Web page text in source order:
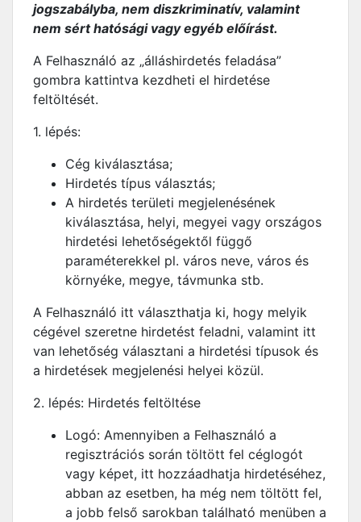
jogszabályba, nem diszkriminatív, valamint
nem sért hatósági vagy egyéb előírást.
A Felhasználó az „álláshirdetés feladása”
gombra kattintva kezdheti el hirdetése
feltöltését.
1. lépés:
Cég kiválasztása;
Hirdetés típus választás;
A hirdetés területi megjelenésének
kiválasztása, helyi, megyei vagy országos
hirdetési lehetőségektől függő
paraméterekkel pl. város neve, város és
környéke, megye, távmunka stb.
A Felhasználó itt választhatja ki, hogy melyik
cégével szeretne hirdetést feladni, valamint itt
van lehetőség választani a hirdetési típusok és
a hirdetések megjelenési helyei közül.
2. lépés: Hirdetés feltöltése
Logó: Amennyiben a Felhasználó a
regisztrációs során töltött fel céglogót
vagy képet, itt hozzáadhatja hirdetéséhez,
abban az esetben, ha még nem töltött fel,
a jobb felső sarokban található menüben a